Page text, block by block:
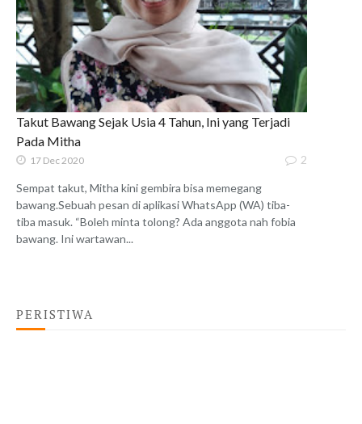
Takut Bawang Sejak Usia 4 Tahun, Ini yang Terjadi
Pada Mitha
17 Dec 2020 2
Sempat takut, Mitha kini gembira bisa memegang
bawang.Sebuah pesan di aplikasi WhatsApp (WA) tiba-
tiba masuk. “Boleh minta tolong? Ada anggota nah fobia
bawang. Ini wartawan...
PERISTIWA